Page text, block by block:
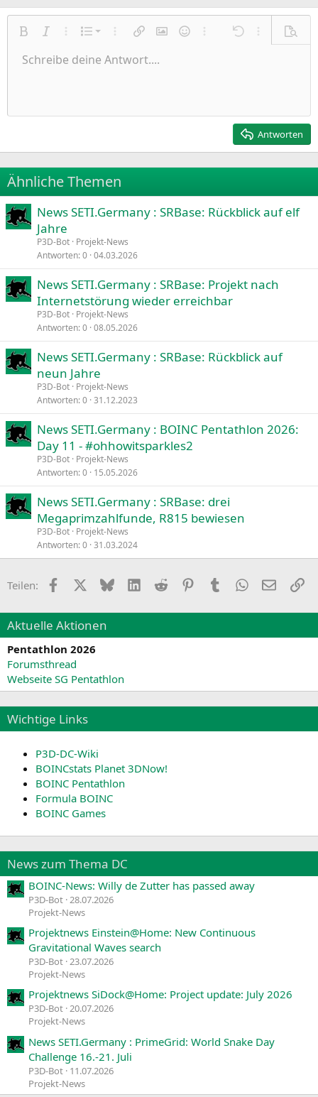
Fett KursivWeitere Einstellungen…
Liste
Nummerierte Liste
Ungeordnete Liste
Weitere Einstellungen…
Link einfügen
Bild einfügen
SmileysWeitere Einstellungen…
Rückgängig
Weitere
Schriftgröße
9
22
26
TextfarbeSchriftfamilie
Arial
Times New Roman
Trebuchet MS
Verdana
Durchgestrichen
Unterstrichen
Inline-Code
AusrichtungLinksbündig
Paragraph format
Normal
Heading 2
ZitatMedienTabelle einfügen
Insert horizontal line
SpoilerCode
Wiederholen
BBCode umschalten
Formatierung entfernen
EntwürfeEntwurf speichern
Schreibe deine Antwort....
Antworten
Ähnliche Themen
News SETI.Germany : SRBase: Rückblick auf elf
Jahre
P3D-Bot Projekt-News
Antworten 0 04.03.2026
News SETI.Germany : SRBase: Projekt nach
Internetstörung wieder erreichbar
P3D-Bot Projekt-News
Antworten 0 08.05.2026
News SETI.Germany : SRBase: Rückblick auf
neun Jahre
P3D-Bot Projekt-News
Antworten 0 31.12.2023
News SETI.Germany : BOINC Pentathlon 2026:
Day 11 - #ohhowitsparkles2
P3D-Bot Projekt-News
Antworten 0 15.05.2026
News SETI.Germany : SRBase: drei
Megaprimzahlfunde, R815 bewiesen
P3D-Bot Projekt-News
Antworten 0 31.03.2024
Teilen: Facebook BlueskyLinkedIn
Reddit PinterestTumblr WhatsApp
E-Mail
Aktuelle Aktionen
Pentathlon 2026
Forumsthread
Webseite SG Pentathlon
Wichtige Links
P3D-DC-Wiki
BOINCstats Planet 3DNow!
BOINC Pentathlon
Formula BOINC
BOINC Games
News zum Thema DC
BOINC-News: Willy de Zutter has passed away
P3D-Bot 28.07.2026
Projekt-News
Projektnews Einstein@Home: New Continuous
Gravitational Waves search
P3D-Bot 23.07.2026
Projekt-News
Projektnews SiDock@Home: Project update: July 2026
P3D-Bot 20.07.2026
Projekt-News
News SETI.Germany : PrimeGrid: World Snake Day
Challenge 16.-21. Juli
P3D-Bot 11.07.2026
Projekt-News